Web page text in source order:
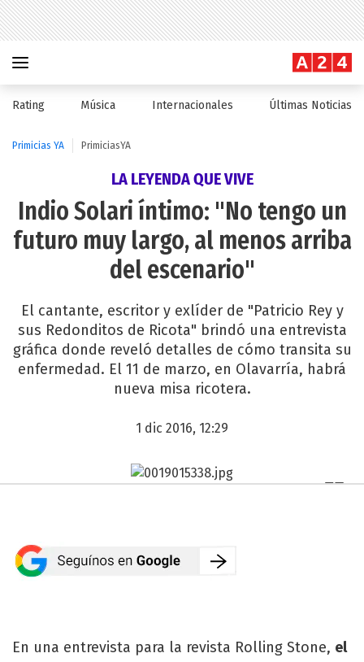
Rating Música Internacionales Últimas Noticias
Primicias YA PrimiciasYA
LA LEYENDA QUE VIVE
Indio Solari íntimo: "No tengo un
futuro muy largo, al menos arriba
del escenario"
El cantante, escritor y exlíder de "Patricio Rey y
sus Redonditos de Ricota" brindó una entrevista
gráfica donde reveló detalles de cómo transita su
enfermedad. El 11 de marzo, en Olavarría, habrá
nueva misa ricotera.
1 dic 2016, 12:29
En una entrevista para la revista Rolling Stone, el